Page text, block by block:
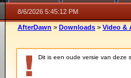
8/6/2026 5:45:12 PM
AfterDawn > Downloads > Video &
Dit is een oude versie van deze